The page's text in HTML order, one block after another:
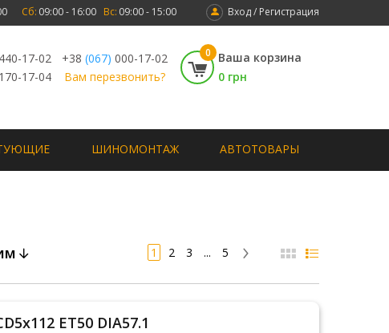
Вход / Регистрация
Сб: 09:00 - 16:00 Вс: 09:00 - 15:00
440-17-02 +38 (067) 000-17-02
170-17-04 Вам перезвонить?
0
Ваша корзина
0 грн
ШИНОМОНТАЖ АВТОТОВАРЫ
1 2 3 ... 5
ET50 DIA57.1